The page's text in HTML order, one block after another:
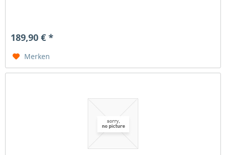
189,90 € *
Merken